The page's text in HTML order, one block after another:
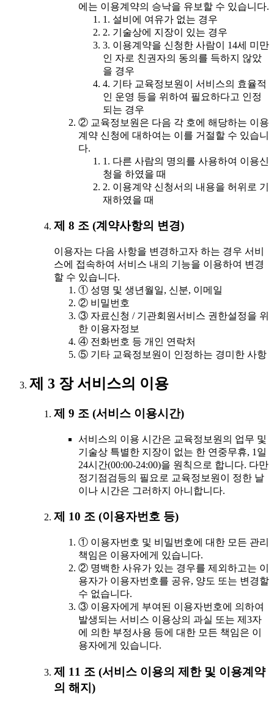
에는 이용계약의 승낙을 유보할 수 있습니다.
1. 설비에 여유가 없는 경우
2. 기술상에 지장이 있는 경우
3. 이용계약을 신청한 사람이 14세 미만
인 자로 친권자의 동의를 득하지 않았
을 경우
4. 기타 교육정보원이 서비스의 효율적
인 운영 등을 위하여 필요하다고 인정
되는 경우
② 교육정보원은 다음 각 호에 해당하는 이용
계약 신청에 대하여는 이를 거절할 수 있습니
다.
1. 다른 사람의 명의를 사용하여 이용신
청을 하였을 때
2. 이용계약 신청서의 내용을 허위로 기
재하였을 때
제 8 조 (계약사항의 변경)
이용자는 다음 사항을 변경하고자 하는 경우 서비
스에 접속하여 서비스 내의 기능을 이용하여 변경
할 수 있습니다.
① 성명 및 생년월일, 신분, 이메일
② 비밀번호
③ 자료신청 / 기관회원서비스 권한설정을 위
한 이용자정보
④ 전화번호 등 개인 연락처
⑤ 기타 교육정보원이 인정하는 경미한 사항
제 3 장 서비스의 이용
제 9 조 (서비스 이용시간)
서비스의 이용 시간은 교육정보원의 업무 및
기술상 특별한 지장이 없는 한 연중무휴, 1일
24시간(00:00-24:00)을 원칙으로 합니다. 다만
정기점검등의 필요로 교육정보원이 정한 날
이나 시간은 그러하지 아니합니다.
제 10 조 (이용자번호 등)
① 이용자번호 및 비밀번호에 대한 모든 관리
책임은 이용자에게 있습니다.
② 명백한 사유가 있는 경우를 제외하고는 이
용자가 이용자번호를 공유, 양도 또는 변경할
수 없습니다.
③ 이용자에게 부여된 이용자번호에 의하여
발생되는 서비스 이용상의 과실 또는 제3자
에 의한 부정사용 등에 대한 모든 책임은 이
용자에게 있습니다.
제 11 조 (서비스 이용의 제한 및 이용계약
의 해지)